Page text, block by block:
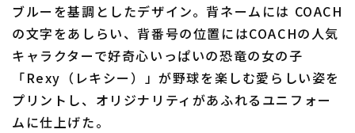
ブルーを基調としたデザイン。背ネームには COACH
の文字をあしらい、背番号の位置にはCOACHの人気
キャラクターで好奇心いっぱいの恐竜の女の子
「Rexy（レキシー）」が野球を楽しむ愛らしい姿を
プリントし、オリジナリティがあふれるユニフォー
ムに仕上げた。